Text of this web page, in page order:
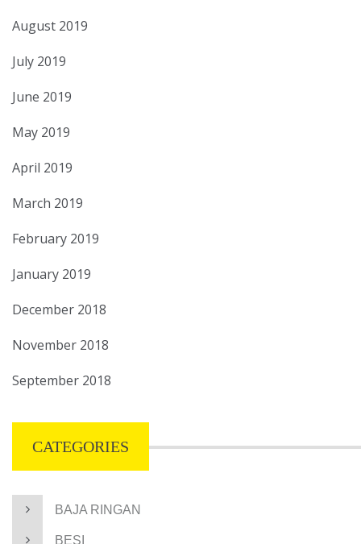
August 2019
July 2019
June 2019
May 2019
April 2019
March 2019
February 2019
January 2019
December 2018
November 2018
September 2018
CATEGORIES
BAJA RINGAN
BESI